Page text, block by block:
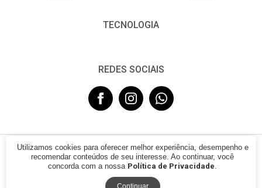
TECNOLOGIA
REDES SOCIAIS
© 2021 - FUJISOM. CNPJ: 08.683.782/0001-12. Todos os direitos
reservados.
Utilizamos cookies para oferecer melhor experiência, desempenho e
recomendar conteúdos de seu interesse. Ao continuar, você
concorda com a nossa Política de Privacidade.
Continuar